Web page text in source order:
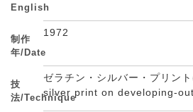
English
制作
年/Date
1972
技
法/Technique
ゼラチン・シルバー・プリ
silver print on developing-